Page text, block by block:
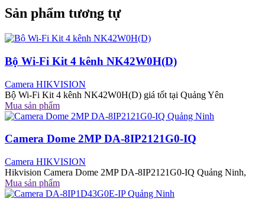
Sản phẩm tương tự
Bộ Wi-Fi Kit 4 kênh NK42W0H(D)
Camera HIKVISION
Bộ Wi-Fi Kit 4 kênh NK42W0H(D) giá tốt tại Quảng Yên
Mua sản phẩm
Camera Dome 2MP DA-8IP2121G0-IQ
Camera HIKVISION
Hikvision Camera Dome 2MP DA-8IP2121G0-IQ Quảng Ninh,
Mua sản phẩm